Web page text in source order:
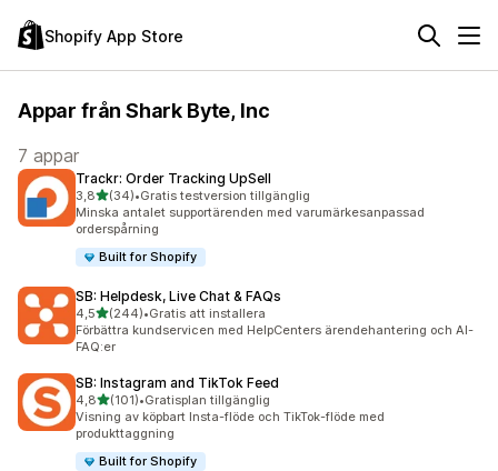
Shopify App Store
Appar från Shark Byte, Inc
7 appar
Trackr: Order Tracking UpSell
3,8av 5 stjärnor
(34)
34 recensioner totalt
•Gratis testversion tillgänglig
Minska antalet supportärenden med varumärkesanpassad
orderspårning
Built for Shopify
SB: Helpdesk, Live Chat & FAQs
4,5av 5 stjärnor
(244)
244 recensioner totalt
•Gratis att installera
Förbättra kundservicen med HelpCenters ärendehantering och AI-
FAQ:er
SB: Instagram and TikTok Feed
4,8av 5 stjärnor
(101)
101 recensioner totalt
•Gratisplan tillgänglig
Visning av köpbart Insta-flöde och TikTok-flöde med
produkttaggning
Built for Shopify